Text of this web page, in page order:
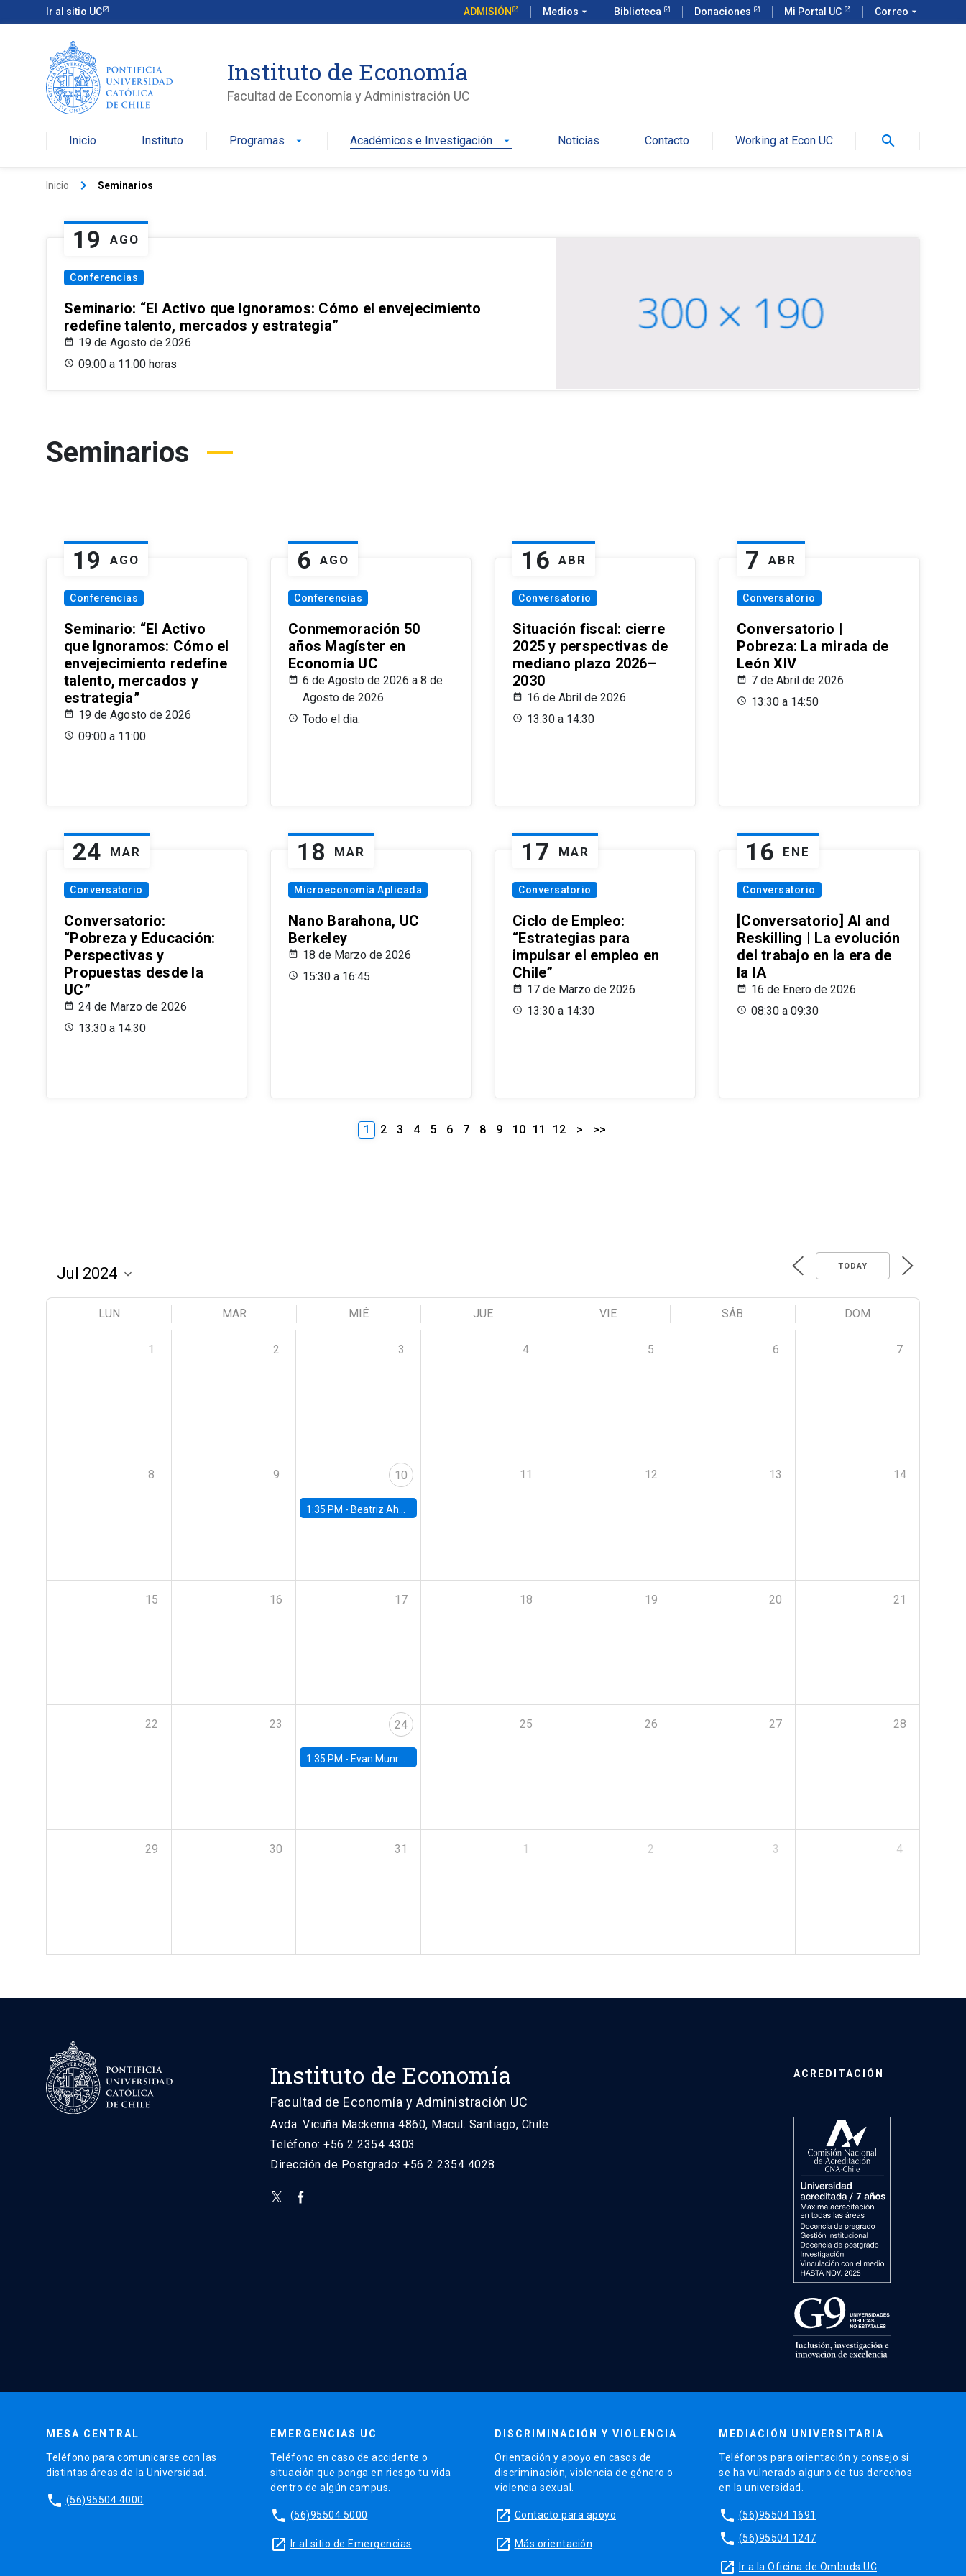
Ir al sitio UC ADMISIÓN Medios arrow_drop_down Biblioteca Donaciones Mi Portal UC Correo arrow_drop_down
Instituto de Economía
Facultad de Economía y Administración UC
Inicio Instituto Programas arrow_drop_down Académicos e Investigación arrow_drop_down Noticias Contacto Working at Econ UC search
Inicio keyboard_arrow_right Seminarios
19 AGO
Conferencias
Seminario: “El Activo que Ignoramos: Cómo el envejecimiento
redefine talento, mercados y estrategia”
19 de Agosto de 2026
09:00 a 11:00 horas
Seminarios
19 AGO
Conferencias
Seminario: “El Activo
que Ignoramos: Cómo el
envejecimiento redefine
talento, mercados y
estrategia”
19 de Agosto de 2026
09:00 a 11:00
6 AGO
Conferencias
Conmemoración 50
años Magíster en
Economía UC
6 de Agosto de 2026 a 8 de
Agosto de 2026
Todo el dia.
16 ABR
Conversatorio
Situación fiscal: cierre
2025 y perspectivas de
mediano plazo 2026–
2030
16 de Abril de 2026
13:30 a 14:30
7 ABR
Conversatorio
Conversatorio |
Pobreza: La mirada de
León XIV
7 de Abril de 2026
13:30 a 14:50
24 MAR
Conversatorio
Conversatorio:
“Pobreza y Educación:
Perspectivas y
Propuestas desde la
UC”
24 de Marzo de 2026
13:30 a 14:30
18 MAR
Microeconomía Aplicada
Nano Barahona, UC
Berkeley
18 de Marzo de 2026
15:30 a 16:45
17 MAR
Conversatorio
Ciclo de Empleo:
“Estrategias para
impulsar el empleo en
Chile”
17 de Marzo de 2026
13:30 a 14:30
16 ENE
Conversatorio
[Conversatorio] AI and
Reskilling | La evolución
del trabajo en la era de
la IA
16 de Enero de 2026
08:30 a 09:30
1 2 3 4 5 6 7 8 9 10 11 12 > >>
TODAY
LUN MAR MIÉ JUE VIE SÁB DOM
1 2 3 4 5 6 7
8 9 10
1:35 PM - Beatriz Ahumada, PhD candidate, Universidad de Pittsburgh
11 12 13 14
15 16 17 18 19 20 21
22 23 24
1:35 PM - Evan Munro, Neyman Visiting Assistant Professor in the Department of Statistics at UC Berkeley
25 26 27 28
29 30 31 1 2 3 4
Instituto de Economía
Facultad de Economía y Administración UC
Avda. Vicuña Mackenna 4860, Macul. Santiago, Chile
Teléfono: +56 2 2354 4303
Dirección de Postgrado: +56 2 2354 4028
ACREDITACIÓN
MESA CENTRAL
Teléfono para comunicarse con las
distintas áreas de la Universidad.
phone (56)95504 4000
EMERGENCIAS UC
Teléfono en caso de accidente o
situación que ponga en riesgo tu vida
dentro de algún campus.
phone (56)95504 5000
launch Ir al sitio de Emergencias
DISCRIMINACIÓN Y VIOLENCIA
Orientación y apoyo en casos de
discriminación, violencia de género o
violencia sexual.
launch Contacto para apoyo
launch Más orientación
MEDIACIÓN UNIVERSITARIA
Teléfonos para orientación y consejo si
se ha vulnerado alguno de tus derechos
en la universidad.
phone (56)95504 1691
phone (56)95504 1247
launch Ir a la Oficina de Ombuds UC